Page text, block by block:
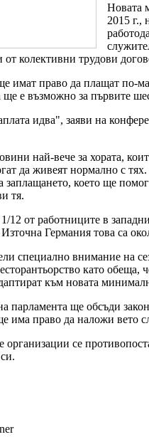
Новата
2015 г.,
от колективни трудови
имат право да плащат по-
ще е възможно за първите
идва", заяви на
най-вече за хората,
да живеят нормално с
заплащането, което ще
тя.
12 от работниците в
Германия това са
специално внимание на
като
към новата
парламента ще обсъди
има право да наложи вето
организации се